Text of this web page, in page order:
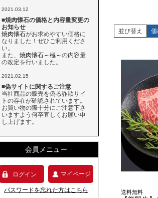
2021.03.12
■焼肉懐石の価格と内容量変更の
お知らせ
焼肉懐石がお求めやすい価格に
なりました！ぜひご利用くださ
い。
また、 焼肉懐石～極～の内容量
の改定を行いました。
2021.02.15
■偽サイトに関するご注意
当社商品の販売を偽る詐欺サイ
トの存在が確認されています。
お買い物の際十分にご注意下さ
いますよう何卒宜しくお願い申
し上げます。
会員メニュー
ログイン マイページ
パスワードを忘れた方はこちら
並び替え
送料無料